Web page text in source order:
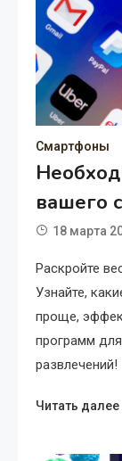
Смартфоны
вашего
18 марта
Раскройте
Узнайте,
проще,
программ
развлечений!
Читать далее